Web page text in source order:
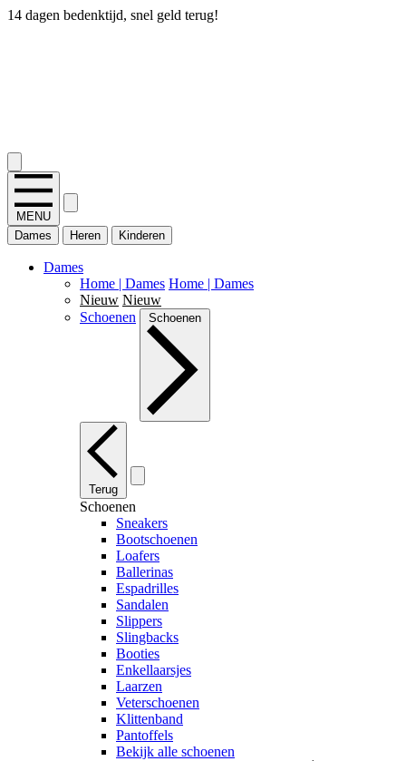
14 dagen bedenktijd, snel geld terug!
MENU
Dames
Heren Kinderen
Dames
Home | Dames Home | Dames
Nieuw Nieuw
Schoenen
Schoenen
Terug
Schoenen
Sneakers
Bootschoenen
Loafers
Ballerinas
Espadrilles
Sandalen
Slippers
Slingbacks
Booties
Enkellaarsjes
Laarzen
Veterschoenen
Klittenband
Pantoffels
Bekijk alle schoenen